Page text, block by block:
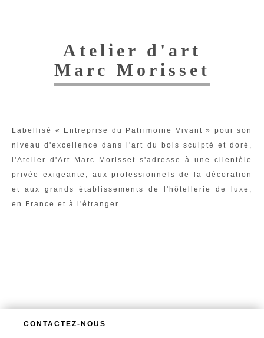
Atelier d'art
Marc Morisset
Labellisé « Entreprise du Patrimoine Vivant » pour son
niveau d'excellence dans l'art du bois sculpté et doré,
l'Atelier d'Art Marc Morisset s'adresse à une clientèle
privée exigeante, aux professionnels de la décoration
et aux grands établissements de l'hôtellerie de luxe,
en France et à l'étranger.
CONTACTEZ-NOUS